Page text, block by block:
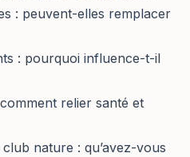
: peuvent-elles remplacer
: pourquoi influence-t-il
relier santé et
nature : qu’avez-vous